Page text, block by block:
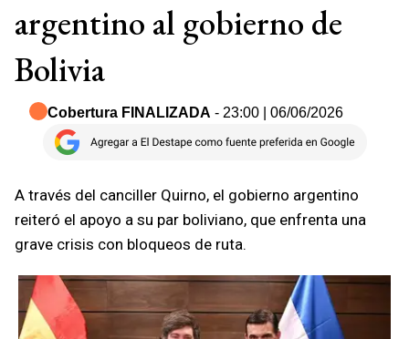
argentino al gobierno de
Bolivia
Cobertura FINALIZADA - 23:00 | 06/06/2026
A través del canciller Quirno, el gobierno argentino
reiteró el apoyo a su par boliviano, que enfrenta una
grave crisis con bloqueos de ruta.